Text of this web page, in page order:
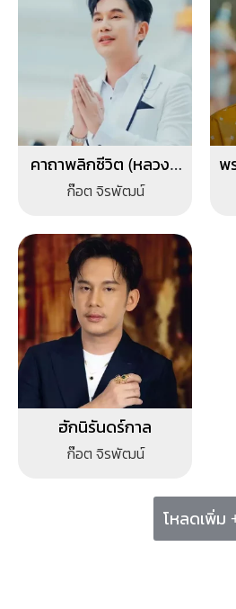
คาถาพลิกชีวิต (หลวงปู่
ศิลา สิริจันโท)
ก๊อต จิรพัฒน์
พ
ฮักนิรันดร์กาล
ก๊อต จิรพัฒน์
โหลดเพิ่ม